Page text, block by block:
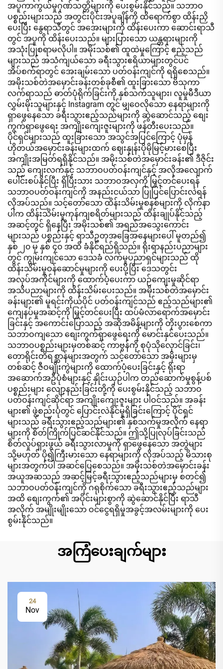
အပူကာကွယ်မှုဂုဏ်သတ္တိများကို ပေးစွမ်းနိုင်သည်။ သဘာဝ
ပစ္စည်းများသည် အတွင်းပိုင်းအပူချိန်ကို ထိရောက်စွာ ထိန်းညှိ
ပေးပြီး နွေရာသီတွင် အအေးများကို ထိန်းပေးကာ ဆောင်းရာသီ
တွင် အပူကို ထိန်းပေးသည်။ များပြားသော ယန္တရားများကို
အသုံးပြုစရာမလိုပါ။ အမိုးသစ်၏ ထူထဲမှုကြောင့် ဧည့်သည်
များသည် အသံကျယ်သော ခရီးသွားဧရိယာများတွင်ပင်
အိပ်စက်ရာတွင် အေးချမ်းသော ပတ်ဝန်းကျင်ကို ရရှိစေသည်။
အမိုးသစ်တဲအမှောင်းခန်းတစ်ခုစီ၏ ထူးခြားသော ဗိသုကာ
လက်ရာသည် ဓာတ်ပုံရိုက်ခြင်းကို နှစ်သက်သူများ၊ လူမှုမီဒီယာ
လွှမ်းမိုးသူများနှင့် Instagram တွင် မျှဝေလိုသော နေရာများကို
ရှာဖွေနေသော ခရီးသွားဧည့်သည်များကို ဆွဲဆောင်သည့် စျေး
ကွက်ရှာဖွေရေး အကျိုးကျေးဇူးများကို ဖန်တီးပေးသည်။
ပိုင်ရှင်များသည် ထူးခြားသော အသွင်အပြင်ကြောင့် ပုံမှန်
ဟိုတယ်အမှောင်းခန်းများထက် ဈေးနှုန်းပိုမိုမြင့်မားစေပြီး
အကျိုးအမြတ်ရရှိနိုင်သည်။ အမိုးသစ်တဲအမှောင်းခန်း၏ ဒီဇိုင်း
သည် ကျေးလက်နှင့် သဘာဝပတ်ဝန်းကျင်နှင့် အလိုအလျောက်
ပေါင်းစပ်နိုင်ပြီး ရှိပြီးသား သဘာဝအလှကို မြှင့်တင်ပေးရန်
သဘာဝပတ်ဝန်းကျင်ကို အနည်းငယ်သာ ပြုပြင်ပြောင်းလဲရန်
လိုအပ်သည်။ သင့်တော်သော ထိန်းသိမ်းမှုစနစ်များကို လိုက်နာ
ပါက ထိန်းသိမ်းမှုကုန်ကျစရိတ်များသည် ထိန်းချုပ်နိုင်သည့်
အဆင့်တွင် ရှိနေပြီး အမိုးသစ်၏ အရည်အသွေးကောင်း
များသည် ပစ္စည်းနှင့် ရာသီဥတုအခြေအနေများပေါ် မူတည်၍
နှစ် ၂၀ မှ နှစ် ၄၀ အထိ ခံနိုင်ရည်ရှိသည်။ ရိုးရာနည်းပညာများ
တွင် ကျွမ်းကျင်သော ဒေသခံ လက်မှုပညာရှင်များသည် ထို
ထိန်းသိမ်းမှုဝန်ဆောင်မှုများကို ပေးပို့ပြီး ဒေသတွင်း
အလုပ်အကိုင်များကို ထောက်ပံ့ပေးကာ ယဉ်ကျေးမှုဆိုင်ရာ
အသိပညာများကို ထိန်းသိမ်းပေးသည်။ အမိုးသစ်တဲအမှောင်း
ခန်းများ၏ မူရင်းကိုယ်ပိုင် ပတ်ဝန်းကျင်သည် ဧည့်သည်များ၏
ကျေနပ်မှုအဆင့်ကို မြှင့်တင်ပေးပြီး ထပ်မံလာရောက်အမှောင်း
ခြင်းနှင့် အကောင်းပြောသည့် အဆိုအမိန့်များကို တိုးပွားစေကာ
သဘာဝကျသော စျေးကွက်ရှာဖွေရေးကို မောင်းနှင်ပေးသည်။
သဘာဝပစ္စည်းများမှတစ်ဆင့် ကာဗွန်ကို စုပုံသိုလှောင်ခြင်း၊
တောရိုင်းတိရစ္ဆာန်များအတွက် သင့်တော်သော အမိုးများမှ
တစ်ဆင့် ဇီဝမျိုးကွဲများကို ထောက်ပံ့ပေးခြင်းနှင့် ရိုးရာ
အဆောက်အဦပုံစံများနှင့် နှိုင်းယှဉ်ပါက တည်ဆောက်မှုစွန့်ပစ်
ပစ္စည်းများ လျော့နည်းခြင်းတို့ကို ပေးစွမ်းနိုင်သည့် သဘာဝ
ပတ်ဝန်းကျင်ဆိုင်ရာ အကျိုးကျေးဇူးများ ပါဝင်သည်။ အခန်း
များ၏ ဖွဲ့စည်းပုံတွင် ပြောင်းလဲနိုင်မှုရှိခြင်းကြောင့် ပိုင်ရှင်
များသည် ခရီးသွားဧည့်သည်များ၏ နှစ်သက်မှုအလိုက် နေရာ
များကို စိတ်ကြိုက်ပြင်ဆင်နိုင်သည်။ ဤသို့ပြုလုပ်ခြင်းသည်
စိတ်လှုပ်ရှားဖွယ် ခရီးသွားလာမှုကို ရှာဖွေနေသော အတွဲများ
သို့မဟုတ် ပို၍ကြီးမားသော နေရာများကို လိုအပ်သည့် မိသားစု
များအတွက်ပါ အဆင်ပြေစေသည်။ အမိုးသစ်တဲအမှောင်းခန်း
အယူအဆသည် အဆင့်မြင့်ခရီးသွားဧည့်သည်များမှ စတင်၍
သဘာဝပတ်ဝန်းကျင်ကို ဂရုစိုက်သော ခရီးသွားဧည့်သည်များ
အထိ စျေးကွက်၏ အပိုင်းများစွာကို ဆွဲဆောင်နိုင်ပြီး ရာသီ
အလိုက် အမျိုးမျိုးသော ဝင်ငွေရရှိမှုအခွင့်အလမ်းများကို ပေး
စွမ်းနိုင်သည်။
အကြံပေးချက်များ
24
Nov